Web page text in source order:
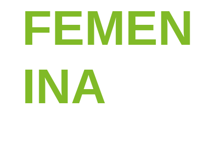
FEMEN
INA